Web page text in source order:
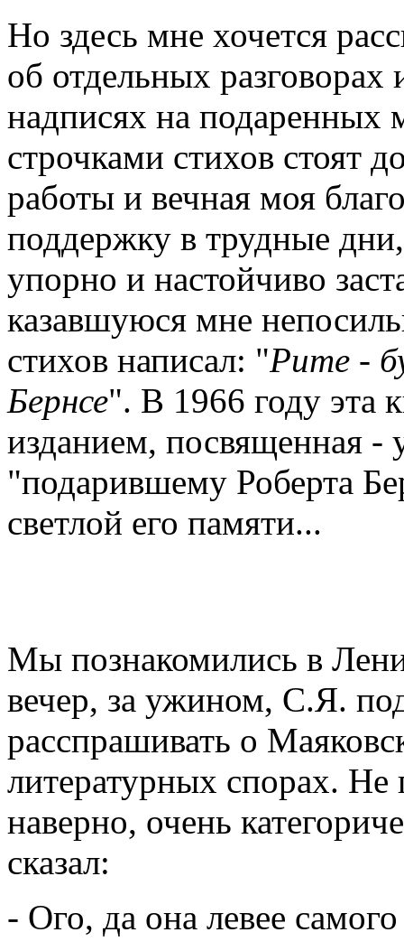
Но здесь мне хочется
об отдельных разговорах
надписях на
строчками стихов стоят
работы и вечная моя
поддержку в трудные
упорно и настойчиво
казавшуюся мне
стихов написал: "Рите -
Бернсе". В 1966 году эта
изданием, посвященная
"подарившему Роберта
светлой его памяти...
Мы познакомились в
вечер, за ужином, С.Я.
расспрашивать о
литературных спорах.
наверно, очень
сказал:
- Ого, да она левее